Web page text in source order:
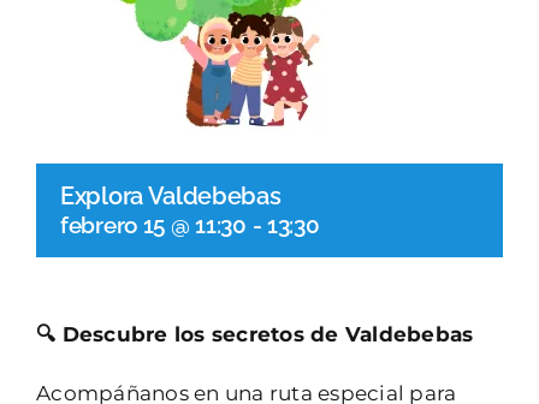
Explora Valdebebas
febrero 15 @ 11:30 -13:30
🔍 Descubre los secretos de Valdebebas
Acompáñanos en una ruta especial para